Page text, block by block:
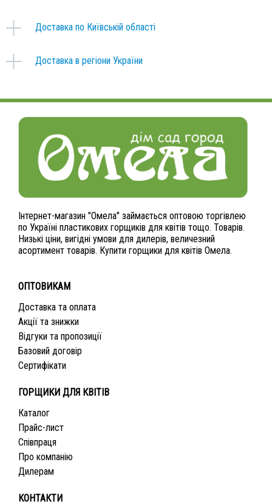
Доставка по Київській області
Доставка в регіони України
Інтернет-магазин "Омела" займається оптовою торгівлею
по Україні пластикових горщиків для квітів тощо. Товарів.
Низькі ціни, вигідні умови для дилерів, величезний
асортимент товарів. Купити горщики для квітів Омела.
ОПТОВИКАМ
Доставка та оплата
Акції та знижки
Відгуки та пропозиції
Базовий договір
Сертифікати
ГОРЩИКИ ДЛЯ КВІТІВ
Каталог
Прайс-лист
Співпраця
Про компанію
Дилерам
КОНТАКТИ